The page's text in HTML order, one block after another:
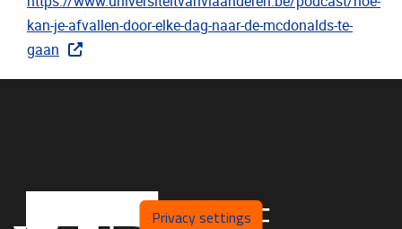
kan-je-afvallen-door-elke-dag-naar-de-mcdonalds-te-
gaan
Privacy settings